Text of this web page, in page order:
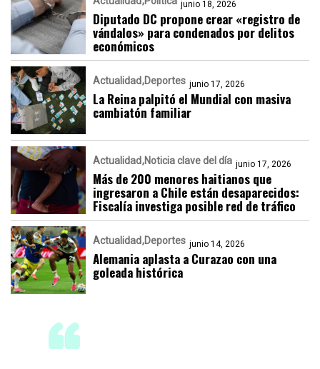
junio 18, 2026
Diputado DC propone crear «registro de
vándalos» para condenados por delitos
económicos
Actualidad Deportes junio 17, 2026
La Reina palpitó el Mundial con masiva
cambiatón familiar
Actualidad Noticia clave del día junio 17, 2026
Más de 200 menores haitianos que
ingresaron a Chile están desaparecidos:
Fiscalía investiga posible red de tráfico
Actualidad Deportes junio 14, 2026
Alemania aplasta a Curazao con una
goleada histórica